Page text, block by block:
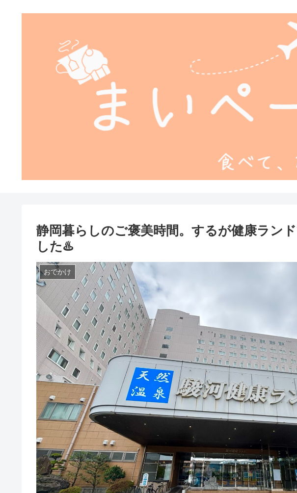
静岡暮らしのご褒美時間。するが健康ラン
した♨️
おでかけ